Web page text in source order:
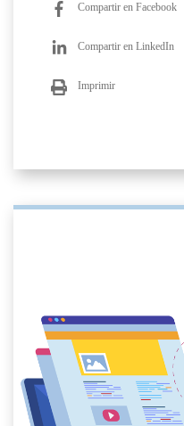
Compartir en Facebook
Compartir en LinkedIn
Imprimir